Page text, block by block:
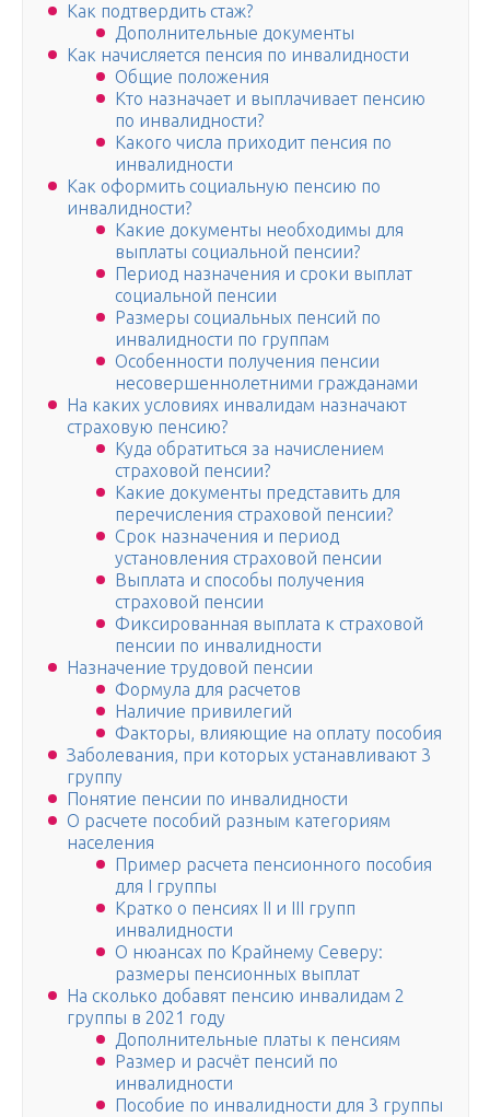
Как подтвердить стаж?
Дополнительные документы
Как начисляется пенсия по инвалидности
Общие положения
Кто назначает и выплачивает пенсию
по инвалидности?
Какого числа приходит пенсия по
инвалидности
Как оформить социальную пенсию по
инвалидности?
Какие документы необходимы для
выплаты социальной пенсии?
Период назначения и сроки выплат
социальной пенсии
Размеры социальных пенсий по
инвалидности по группам
Особенности получения пенсии
несовершеннолетними гражданами
На каких условиях инвалидам назначают
страховую пенсию?
Куда обратиться за начислением
страховой пенсии?
Какие документы представить для
перечисления страховой пенсии?
Срок назначения и период
установления страховой пенсии
Выплата и способы получения
страховой пенсии
Фиксированная выплата к страховой
пенсии по инвалидности
Назначение трудовой пенсии
Формула для расчетов
Наличие привилегий
Факторы, влияющие на оплату пособия
Заболевания, при которых устанавливают 3
группу
Понятие пенсии по инвалидности
О расчете пособий разным категориям
населения
Пример расчета пенсионного пособия
для I группы
Кратко о пенсиях II и III групп
инвалидности
О нюансах по Крайнему Северу:
размеры пенсионных выплат
На сколько добавят пенсию инвалидам 2
группы в 2021 году
Дополнительные платы к пенсиям
Размер и расчёт пенсий по
инвалидности
Пособие по инвалидности для 3 группы